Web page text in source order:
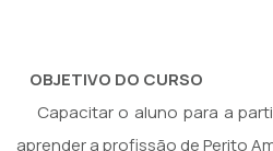
OBJETIVO DO CURSO
Capacitar o aluno para a
aprender a profissão de Perito